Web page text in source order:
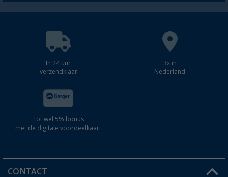
In 24 uur
verzendklaar
3x in
Nederland
Tot wel 5% bonus
met de digitale voordeelkaart
CONTACT